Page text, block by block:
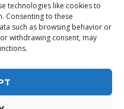
technologies like cookies to
Consenting to these
such as browsing behavior or
withdrawing consent, may